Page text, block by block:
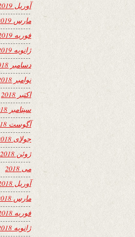
آوریل 2019
مارس 2019
فوریه 2019
ژانویه 2019
دسامبر 2018
نوامبر 2018
اکتبر 2018
سپتامبر 2018
آگوست 2018
جولای 2018
ژوئن 2018
می 2018
آوریل 2018
مارس 2018
فوریه 2018
ژانویه 2018